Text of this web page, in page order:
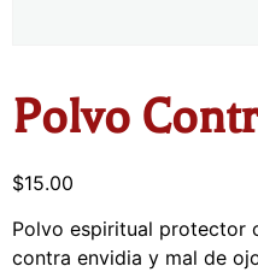
Polvo
$15.00
Polvo espiritual protector
contra envidia y mal de